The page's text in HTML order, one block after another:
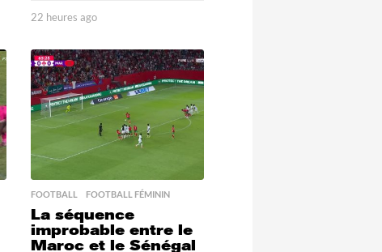
22 heures ago2
h
e
u
r
e
s
a
FOOTBALL ,FOOTBALL FÉMININ
La séquence
improbable entre le
Maroc et le Sénégal